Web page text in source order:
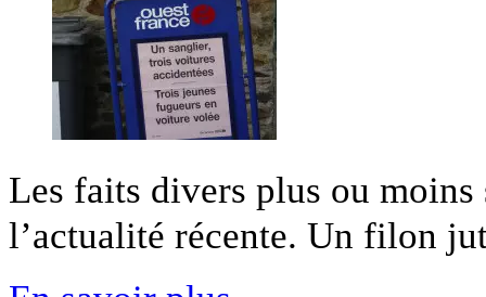
Les faits divers plus ou
l’actualité récente. Un filon